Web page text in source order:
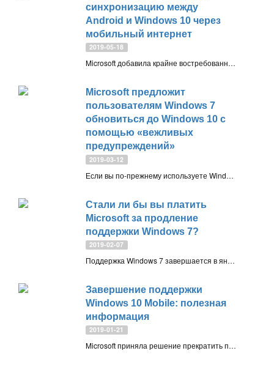
синхронизацию между
Android и Windows 10 через
мобильный интернет
2019-05-18
Microsoft добавила крайне востребованную функцию в приложение «Ваш телефон». Пользователям стала доступна синхронизация данных между устройствами Android и Windows 10 с помощью мобильного интернета
Microsoft предложит
пользователям Windows 7
обновиться до Windows 10 с
помощью «вежливых
предупреждений»
2019-03-12
Если вы по-прежнему используете Windows 7, то Microsoft предупредит вас о завершении жизненного цикла операционной системы и деликатно намекнет о необходимости обновления до поддерживаемой версии ОС – Windows 10
Стали ли бы вы платить
Microsoft за продление
поддержки Windows 7?
2019-02-07
Поддержка Windows 7 завершается в январе 2020 года, и с этим ничего не могут поделать ни обычные домашние пользователи, ни малый бизнес. Microsoft просто перестанет выпускать патчи безопасности и другие типы обновлений для потребительских версий Windows 7
Завершение поддержки
Windows 10 Mobile: полезная
информация
2019-01-21
Microsoft приняла решение прекратить поддержку Windows 10 Mobile 10 декабря 2019 года. Компания выпустила отдельную страницу на портале поддержки, которая информирует о завершении обслуживания мобильной операционной системы